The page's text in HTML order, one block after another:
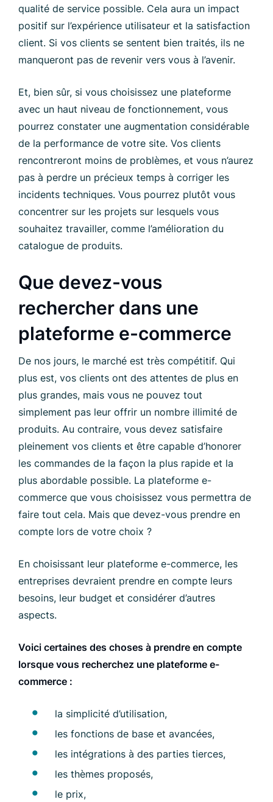
qualité de service possible. Cela aura un impact
positif sur l’expérience utilisateur et la satisfaction
client. Si vos clients se sentent bien traités, ils ne
manqueront pas de revenir vers vous à l’avenir.
Et, bien sûr, si vous choisissez une plateforme
avec un haut niveau de fonctionnement, vous
pourrez constater une augmentation considérable
de la performance de votre site. Vos clients
rencontreront moins de problèmes, et vous n’aurez
pas à perdre un précieux temps à corriger les
incidents techniques. Vous pourrez plutôt vous
concentrer sur les projets sur lesquels vous
souhaitez travailler, comme l’amélioration du
catalogue de produits.
Que devez-vous
rechercher dans une
plateforme e-commerce
De nos jours, le marché est très compétitif. Qui
plus est, vos clients ont des attentes de plus en
plus grandes, mais vous ne pouvez tout
simplement pas leur offrir un nombre illimité de
produits. Au contraire, vous devez satisfaire
pleinement vos clients et être capable d’honorer
les commandes de la façon la plus rapide et la
plus abordable possible. La plateforme e-
commerce que vous choisissez vous permettra de
faire tout cela. Mais que devez-vous prendre en
compte lors de votre choix ?
En choisissant leur plateforme e-commerce, les
entreprises devraient prendre en compte leurs
besoins, leur budget et considérer d’autres
aspects.
Voici certaines des choses à prendre en compte
lorsque vous recherchez une plateforme e-
commerce :
la simplicité d’utilisation,
les fonctions de base et avancées,
les intégrations à des parties tierces,
les thèmes proposés,
le prix,